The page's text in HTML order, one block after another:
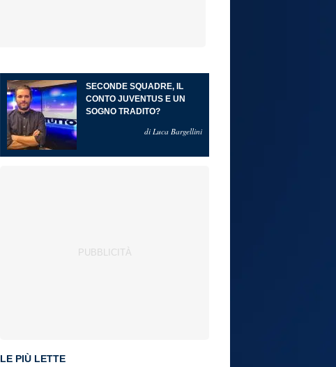
SECONDE SQUADRE, IL
CONTO JUVENTUS E UN
SOGNO TRADITO?
di Luca Bargellini
LE PIÙ LETTE